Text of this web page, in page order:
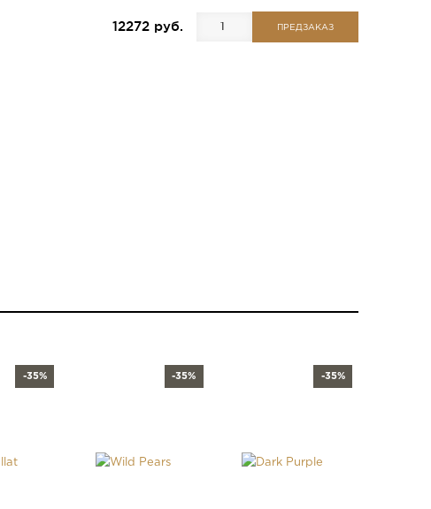
12272 руб. ПРЕДЗАКАЗ
-35% -35% -35%